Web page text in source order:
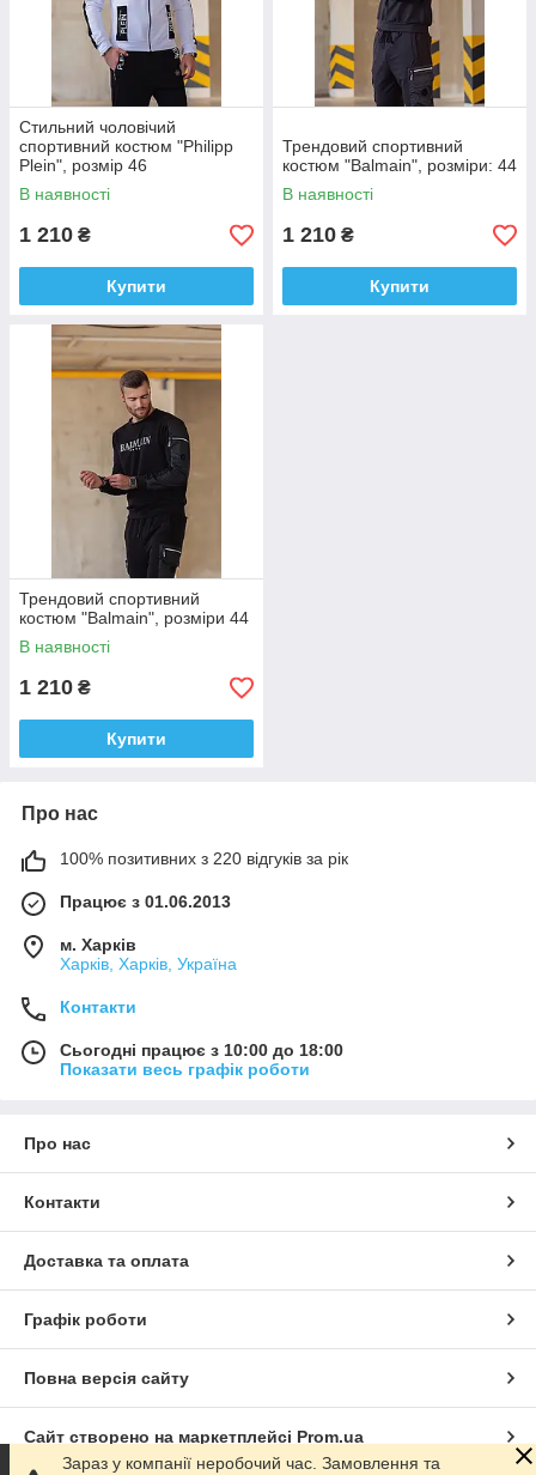
Стильний чоловічий
спортивний костюм "Philipp
Plein", розмір 46
В наявності
1 210 ₴
Купити
Трендовий спортивний
костюм "Balmain", розміри: 44
В наявності
1 210 ₴
Купити
Трендовий спортивний
костюм "Balmain", розміри 44
В наявності
1 210 ₴
Купити
Про нас
100% позитивних з 220 відгуків за рік
Працює з 01.06.2013
м. Харків
Харків, Харків, Україна
Контакти
Сьогодні працює з 10:00 до 18:00
Показати весь графік роботи
Про нас
Контакти
Доставка та оплата
Графік роботи
Повна версія сайту
Сайт створено на маркетплейсі Prom.ua
Зараз у компанії неробочий час. Замовлення та